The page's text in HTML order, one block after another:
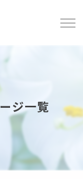
ジ一覧